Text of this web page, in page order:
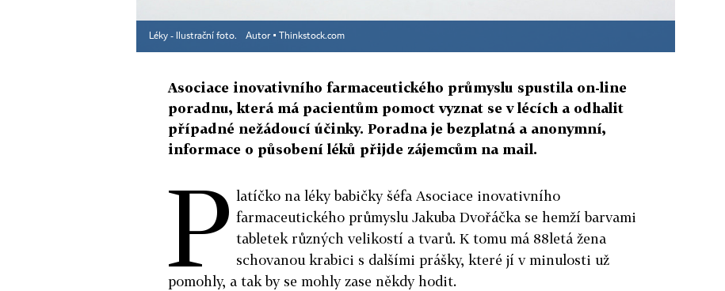
Léky - Ilustrační foto. Autor ▪ Thinkstock.com
Asociace inovativního farmaceutického průmyslu spustila on-line
poradnu, která má pacientům pomoct vyznat se v lécích a odhalit
případné nežádoucí účinky. Poradna je bezplatná a anonymní,
informace o působení léků přijde zájemcům na mail.
P latíčko na léky babičky šéfa Asociace inovativního
farmaceutického průmyslu Jakuba Dvořáčka se hemží barvami
tabletek různých velikostí a tvarů. K tomu má 88letá žena
schovanou krabici s dalšími prášky, které jí v minulosti už
pomohly, a tak by se mohly zase někdy hodit.